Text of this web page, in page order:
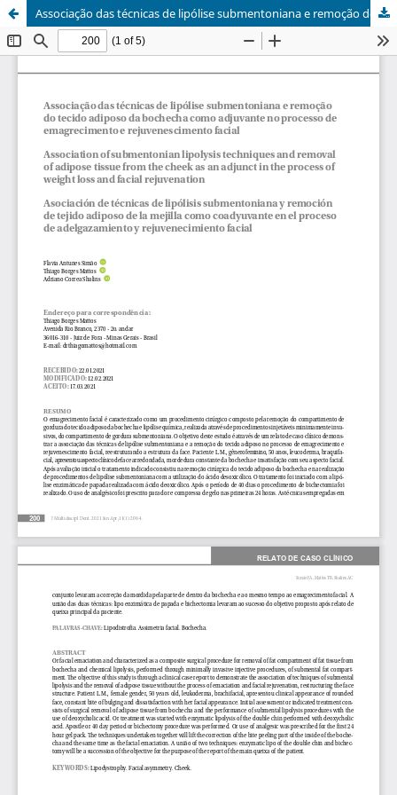
Associação das técnicas de lipólise submentoniana e remoção do tecido adiposo da bochecha como adjuvante no processo de emagrecimento e rejuvenescimento facial